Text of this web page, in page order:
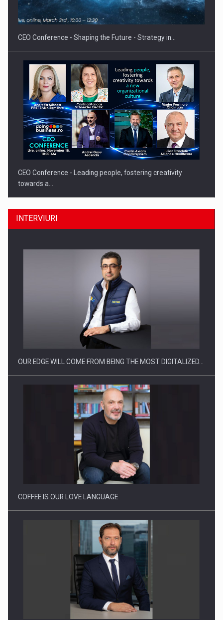
Proteinmaxxing and the Future of Protein Demand
CEO Conference - Shaping the Future - Strategy in…
CEO Conference - Leading people, fostering creativity
towards a…
CEO Conference - Shaping The Future - Technology and…
Webinar - Business Evolution-RETHINK STRATEGY-Finantare
Investitii Digitalizare
INTERVIURI
OUR EDGE WILL COME FROM BEING THE MOST DIGITALIZED…
COFFEE IS OUR LOVE LANGUAGE